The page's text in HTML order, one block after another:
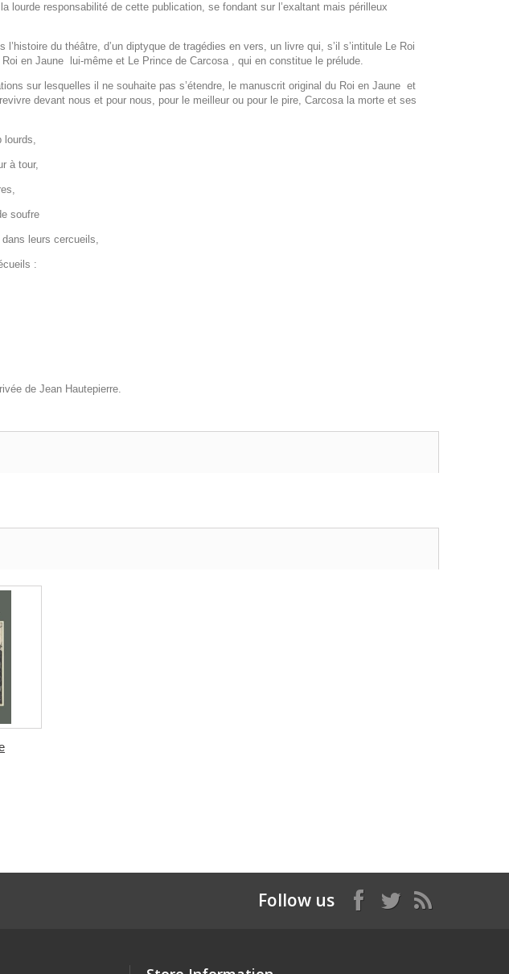
lourde responsabilité de cette publication, se fondant sur l’exaltant mais périlleux
du théâtre, d’un diptyque de tragédies en vers, un livre qui, s’il s’intitule Le Roi
Roi en Jaune lui-même et Le Prince de Carcosa , qui en constitue le prélude.
sur lesquelles il ne souhaite pas s’étendre, le manuscrit original du Roi en Jaune et
devant nous et pour nous, pour le meilleur ou pour le pire, Carcosa la morte et ses
lourds,
à tour,
soufre
leurs cercueils,
:
de Jean Hautepierre.
Follow us